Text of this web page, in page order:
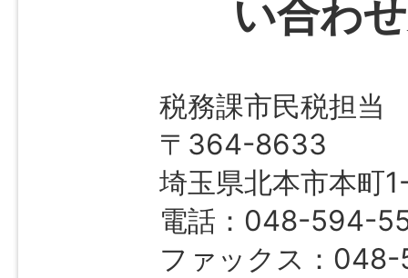
い合わ
税務課市民税担当
〒364-8633
埼玉県北本市本町
電話：048-594-
ファックス：